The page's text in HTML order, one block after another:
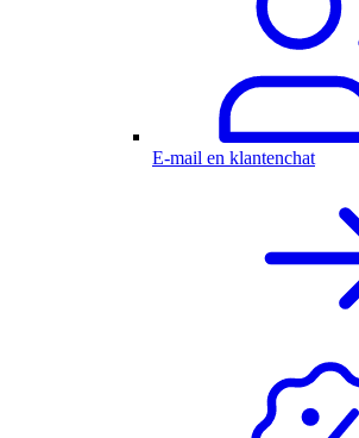
E-mail en klantenchat